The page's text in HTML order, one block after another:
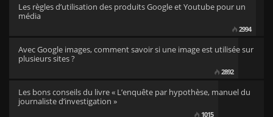
Les règles d’utilisation des produits Google et Youtube pour un
média
2994
Avec Google images, comment savoir si une image est utilisée sur
plusieurs sites ?
2892
Les bons conseils du livre « L’enquête par hypothèse, manuel du
journaliste d’investigation »
1015